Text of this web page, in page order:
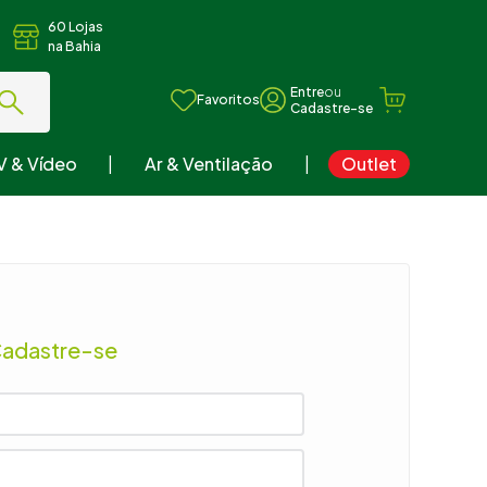
60 Lojas
na Bahia
Favoritos
ou
& Vídeo Ar & Ventilação Outlet
se